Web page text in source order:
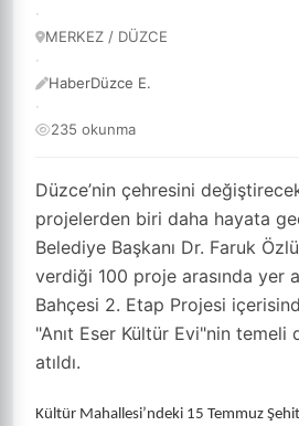
Düzce’nin çehresini
projelerden biri daha hayata
Belediye Başkanı Dr. Faruk
verdiği 100 proje arasında yer
Bahçesi 2. Etap Projesi
"Anıt Eser Kültür Evi"nin temeli
atıldı.
·
MERKEZ / DÜZCE
·
HaberDüzce E.
·
235 okunma
Kültür Mahallesi’ndeki 15 Temmuz